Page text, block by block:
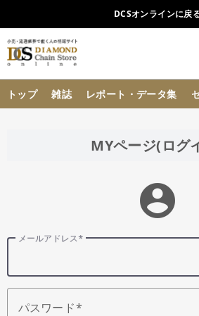
DCSオンラインに戻
トップ 雑誌 レポート・データ集
MYページ(ログ
account_circle
メールアドレス
パスワード